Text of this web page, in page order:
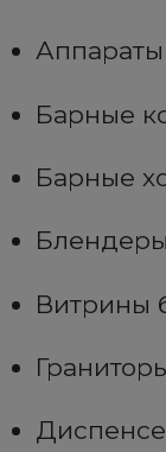
Барные
Барные
Витрины